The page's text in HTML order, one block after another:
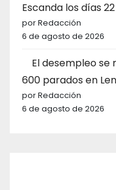
Escanda los días
por Redacción
6 de agosto de 2026
El desempleo se
600 parados en
por Redacción
6 de agosto de 2026